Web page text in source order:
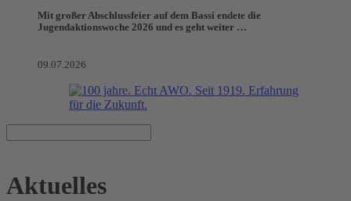
Mit großer Abschlussfeier auf dem Bassi endete die
Jugendaktionswoche 2026 und es geht weiter …
09.07.2026
Aktuelles